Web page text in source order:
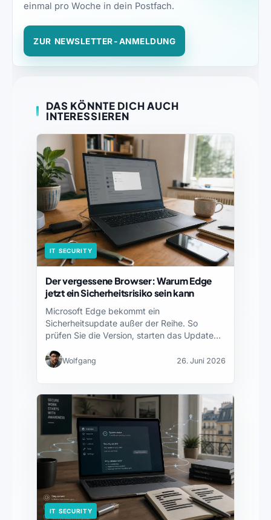
einmal pro Woche in dein Postfach.
ZUR NEWSLETTER-ANMELDUNG
DAS KÖNNTE DICH AUCH
INTERESSIEREN
IT SECURITY
Der vergessene Browser: Warum Edge
jetzt ein Sicherheitsrisiko sein kann
Microsoft Edge bekommt ein
Sicherheitsupdate außer der Reihe. So
prüfen Sie die Version, starten das Update…
Wolfgang 26. Juni 2026
IT SECURITY